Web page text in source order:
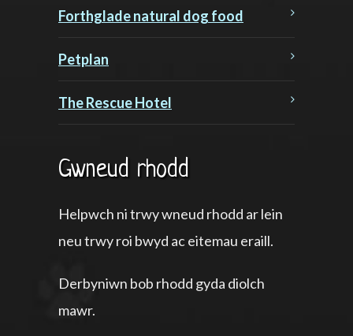
Forthglade natural dog food
Petplan
The Rescue Hotel
Gwneud rhodd
Helpwch ni trwy wneud rhodd ar lein
neu trwy roi bwyd ac eitemau eraill.
Derbyniwn bob rhodd gyda diolch
mawr.